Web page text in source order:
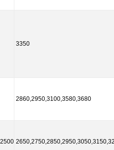
3350
2860,2950,3100,3580,3680